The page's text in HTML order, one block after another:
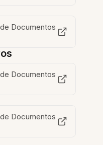
Documentos
Documentos
Documentos